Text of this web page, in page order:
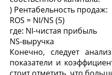
) Рентабельность продаж:
ROS = NI/NS (5)
где: NI-чистая прибыль
NS-выручка
Конечно, следует
показатели и